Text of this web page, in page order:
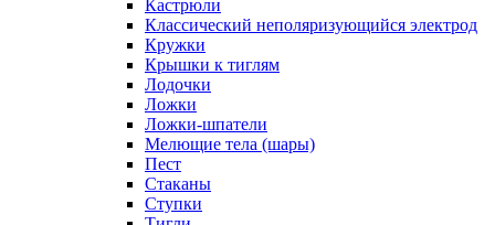
Кастрюли
Классический неполяризующийся электрод
Кружки
Крышки к тиглям
Лодочки
Ложки
Ложки-шпатели
Мелющие тела (шары)
Пест
Стаканы
Ступки